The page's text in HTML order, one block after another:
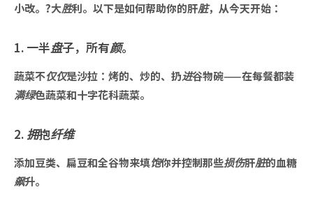
小改。?大胜利。以下是如何帮助你的肝脏，从今天开始：
1. 一半盘子，所有颜。
蔬菜不仅仅是沙拉：烤的、炒的、扔进谷物碗——在每餐都装
满绿色蔬菜和十字花科蔬菜。
2. 拥抱纤维
添加豆类、扁豆和全谷物来填饱你并控制那些损伤肝脏的血糖
飙升。